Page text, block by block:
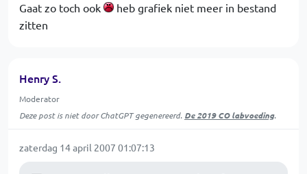
Gaat zo toch ook
heb grafiek niet meer in bestand
zitten
Henry S.
Moderator
Deze post is niet door ChatGPT gegenereerd. De 2019 CO labvoeding.
zaterdag 14 april 2007 01:07:13